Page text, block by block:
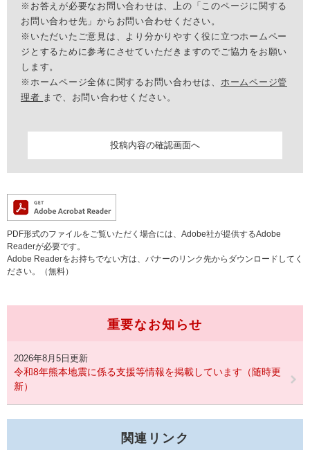
※お答えが必要なお問い合わせは、上の「このページに関する
お問い合わせ先」からお問い合わせください。
※いただいたご意見は、より分かりやすく役に立つホームペー
ジとするために参考にさせていただきますのでご協力をお願い
します。
※ホームページ全体に関するお問い合わせは、 ホームページ管
理者 まで、お問い合わせください。
PDF形式のファイルをご覧いただく場合には、Adobe社が提供するAdobe
Readerが必要です。
Adobe Readerをお持ちでない方は、バナーのリンク先からダウンロードしてく
ださい。（無料）
重要なお知らせ
2026年8月5日更新
令和8年熊本地震に係る支援等情報を掲載しています（随時更
新）
関連リンク